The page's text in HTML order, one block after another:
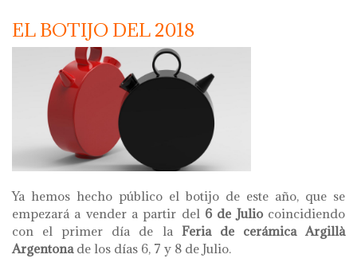
EL BOTIJO DEL 2018
Ya hemos hecho público el botijo de este año, que se
empezará a vender a partir del 6 de Juliocoincidiendo
con el primer día de la Feria de cerámica Argillà
Argentona de los días 6, 7 y 8 de Julio.